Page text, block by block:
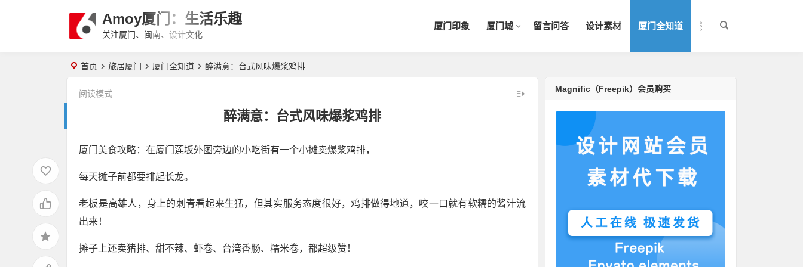
Amoy厦门：生活乐趣
关注厦门、闽南、设计文化
厦门印象 厦门城 留言问答 设计素材 厦门全知道
首页 旅居厦门 厦门全知道 醉满意：台式风味爆浆鸡排
醉满意：台式风味爆浆鸡排
阅读模式
厦门美食攻略：在厦门莲坂外图旁边的小吃街有一个小摊卖爆浆鸡排，
每天摊子前都要排起长龙。
老板是高雄人，身上的刺青看起来生猛，但其实服务态度很好，鸡排做得地道，咬一口就有软糯的酱汁流
出来！
摊子上还卖猪排、甜不辣、虾卷、台湾香肠、糯米卷，都超级赞！
Magnific（Freepik）会员购买